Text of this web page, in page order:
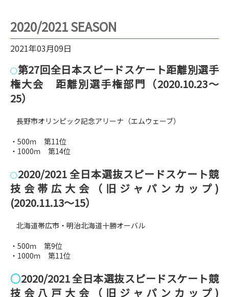
2020/2021 SEASON
2021年03月09日
○第27回全日本スピードスケート距離別選手
権大会 距離別選手権部門（2020.10.23～
25）
長野市オリンピック記念アリーナ（エムウェーブ）
・500ｍ 第11位
・1000ｍ 第14位
○2020/2021 全日本選抜スピードスケート競
技会帯広大会（旧ジャパンカップ)
(2020.11.13～15）
北海道帯広市・明治北海道十勝オーバル
・500ｍ 第9位
・1000ｍ 第11位
○2020/2021 全日本選抜スピードスケート競
技会八戸大会（旧ジャパンカップ)